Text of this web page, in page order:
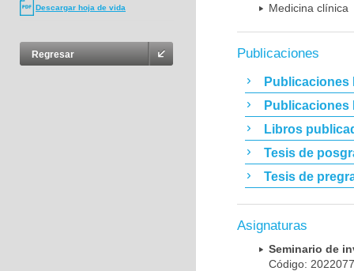
Descargar hoja de vida
Regresar
Medicina clínica
Publicaciones
Publicaciones
Publicaciones
Libros
Tesis de
Tesis de
Asignaturas
Seminario de
Código: